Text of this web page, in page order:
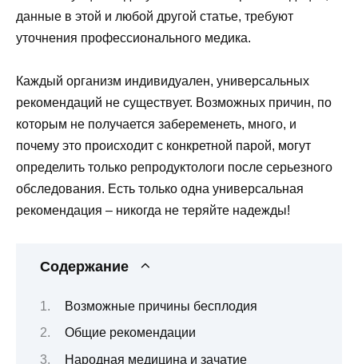
данные в этой и любой другой статье, требуют
уточнения профессионального медика.
Каждый организм индивидуален, универсальных
рекомендаций не существует. Возможных причин, по
которым не получается забеременеть, много, и
почему это происходит с конкретной парой, могут
определить только репродуктологи после серьезного
обследования. Есть только одна универсальная
рекомендация – никогда не теряйте надежды!
Содержание
Возможные причины бесплодия
Общие рекомендации
Народная медицина и зачатие